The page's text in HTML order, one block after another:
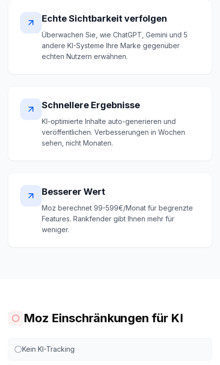
Echte Sichtbarkeit verfolgen
Überwachen Sie, wie ChatGPT, Gemini und 5
andere KI-Systeme Ihre Marke gegenüber
echten Nutzern erwähnen.
Schnellere Ergebnisse
KI-optimierte Inhalte auto-generieren und
veröffentlichen. Verbesserungen in Wochen
sehen, nicht Monaten.
Besserer Wert
Moz berechnet 99-599€/Monat für begrenzte
Features. Rankfender gibt Ihnen mehr für
weniger.
Moz Einschränkungen für KI
Kein KI-Tracking